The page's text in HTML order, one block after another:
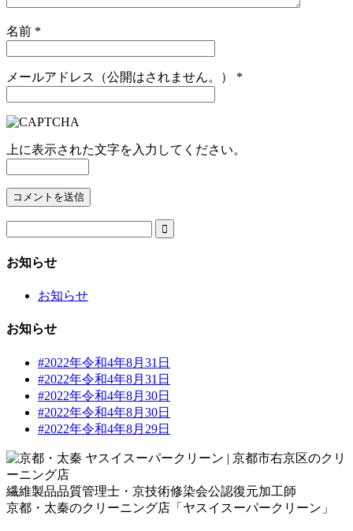
名前 *
メールアドレス（公開はされません。） *
上に表示された文字を入力してください。

お知らせ
お知らせ
お知らせ
#2022年令和4年8月31日
#2022年令和4年8月31日
#2022年令和4年8月30日
#2022年令和4年8月30日
#2022年令和4年8月29日
繊維製品品質管理士・京技術修染会公認復元加工師
京都・太秦のクリーニング店「ヤスイスーパークリーン」